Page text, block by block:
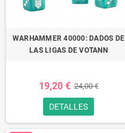
WARHAMMER 40000: DADOS DE
LAS LIGAS DE VOTANN
19,20 € 24,00 €
DETALLES